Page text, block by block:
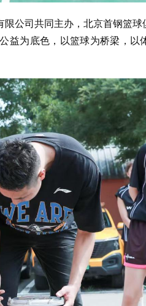
公司共同主办，北京首钢篮
益为底色，以篮球为桥梁，以